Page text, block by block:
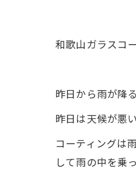
和歌山ガラスコ
昨日から雨が降
昨日は天候が悪
コーティングは
して雨の中を乗